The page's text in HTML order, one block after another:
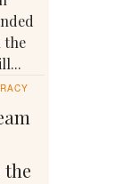
the
the